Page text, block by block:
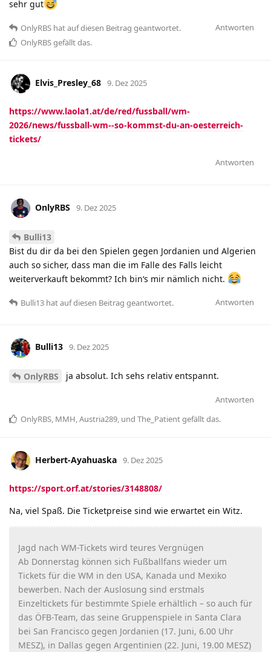
sehr gut
Antworten
OnlyRBS hatauf diesen Beitrag geantwortet.
OnlyRBSgefällt das.
Elvis_Presley_68 9. Dez 2025
https://www.laola1.at/de/red/fussball/wm-
2026/news/fussball-wm--so-kommst-du-an-oesterreich-
tickets/
Antworten
OnlyRBS 9. Dez 2025
Bulli13
Bist du dir da bei den Spielen gegen Jordanien und Algerien
auch so sicher, dass man die im Falle des Falls leicht
weiterverkauft bekommt? Ich bin‘s mir nämlich nicht.
Antworten
Bulli13 hatauf diesen Beitrag geantwortet.
Bulli13 9. Dez 2025
OnlyRBS ja absolut. Ich sehs relativ entspannt.
Antworten
OnlyRBS, MMH,Austria289, und The_Patientgefällt das.
Herbert-Ayahuaska 9. Dez 2025
https://sport.orf.at/stories/3148808/
Na, viel Spaß. Die Ticketpreise sind wie erwartet ein Witz.
Jagd nach WM-Tickets wird teures Vergnügen
Ab Donnerstag können sich Fußballfans wieder um
Tickets für die WM in den USA, Kanada und Mexiko
bewerben. Nach der Auslosung sind erstmals
Einzeltickets für bestimmte Spiele erhältlich – so auch für
das ÖFB-Team, das seine Gruppenspiele in Santa Clara
bei San Francisco gegen Jordanien (17. Juni, 6.00 Uhr
MESZ), in Dallas gegen Argentinien (22. Juni, 19.00 MESZ)